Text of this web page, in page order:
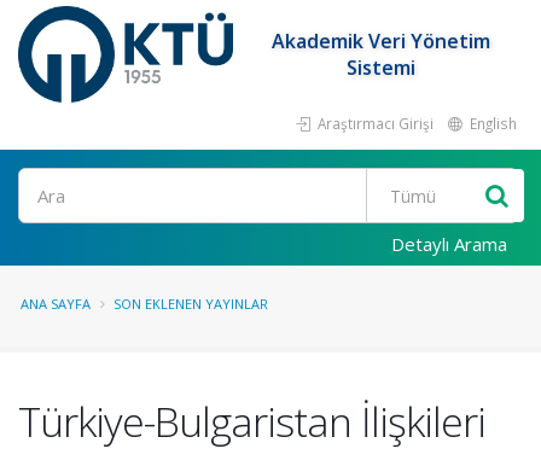
Akademik Veri Yönetim
Sistemi
Araştırmacı Girişi English
Ara
Detaylı Arama
ANA SAYFA SON EKLENEN YAYINLAR
Türkiye-Bulgaristan İlişkileri